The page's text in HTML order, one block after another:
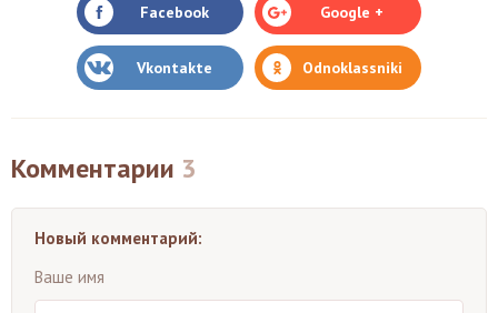
Facebook Google +
Vkontakte Odnoklassniki
Комментарии 3
Новый комментарий:
Ваше имя